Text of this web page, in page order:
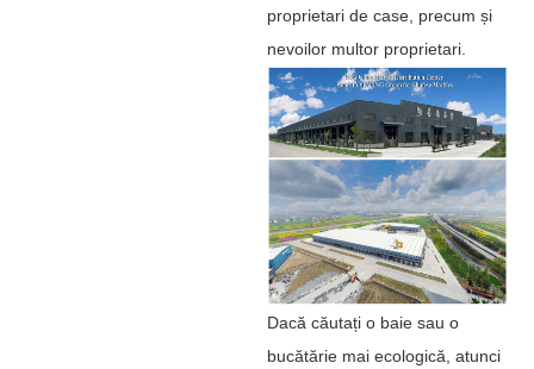
proprietari de case, precum și
nevoilor multor proprietari.
Dacă căutați o baie sau o
bucătărie mai ecologică, atunci